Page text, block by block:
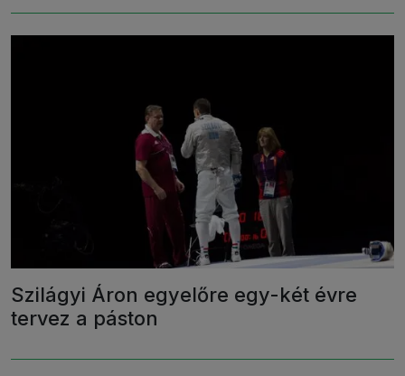
Szilágyi Áron egyelőre egy-két évre
tervez a páston